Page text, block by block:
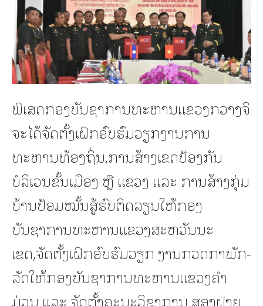
ພິເສດກອງບັນຊາການທະຫານແຂວງກວາງຈິ
ຈະໄດ້ຈັດຕັ້ງເຝິກອົບຮົມວຽກງານການ
ທະຫານທ້ອງຖິ່ນ,ການສ້າງເຂດປ້ອງກັນ
ບໍລິເວນຂັ້ນເມືອງ ຫຼື ແຂວງ ແລະ ການສ້າງກຸ່ມ
ບ້ານປ້ອມໝັ້ນສູ້ຮົບຕິດລຽນໃຫ້ກອງ
ບັນຊາການທະຫານແຂວງສະຫວັນນະ
ເຂດ,ຈັດຕັ້ງເຝິກອົບຮົມວຽກ ງານກວດກາພັກ-
ລັດໃຫ້ກອງບັນຊາການທະຫານແຂວງຄຳ
ມ່ວນ ແລະ ຈັດຕັ້ງຄະນະວິຊາການ ສອງຝ່າຍ